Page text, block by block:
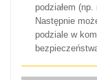
podziałem
Następnie
podziale w